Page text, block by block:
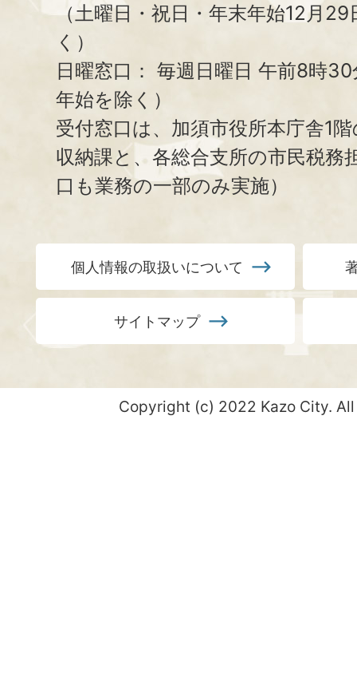
（土曜日・祝日・年末年始12月
く）
日曜窓口： 毎週日曜日 午前8時
年始を除く）
受付窓口は、加須市役所本庁舎1
収納課と、 各総合支所の市民税務
口も業務の一部のみ実施）
個人情報の取扱いについて
サイトマップ
Copyright (c) 2022 Kazo City.